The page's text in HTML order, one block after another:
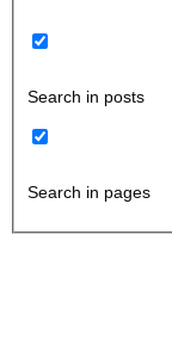
Search in posts
Search in pages